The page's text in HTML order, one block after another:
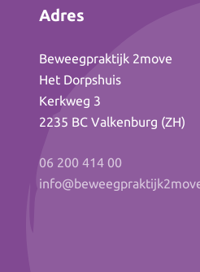
Adres
Beweegpraktijk 2move
Het Dorpshuis
Kerkweg 3
2235 BC Valkenburg (ZH)
06 200 414 00